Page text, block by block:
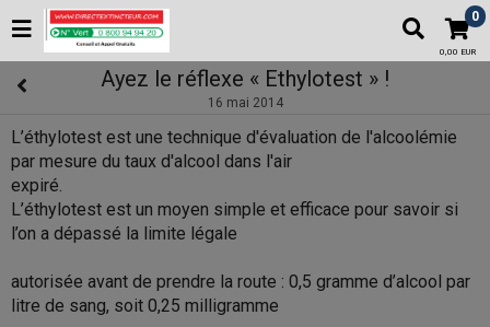
0
0,00 EUR
Ayez le réflexe « Ethylotest » !
16 mai 2014
L’éthylotest est une technique d'évaluation de l'alcoolémie
par mesure du taux d'alcool dans l'air
expiré.
L’éthylotest est un moyen simple et efficace pour savoir si
l’on a dépassé la limite légale
autorisée avant de prendre la route : 0,5 gramme d’alcool par
litre de sang, soit 0,25 milligramme